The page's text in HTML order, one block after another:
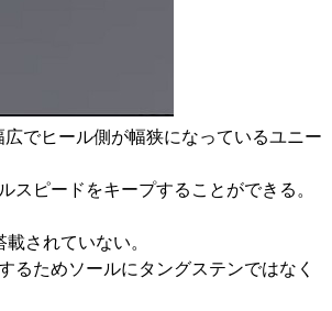
でヒール側が幅狭になっているユニー
ピードをキープすることができる。
されていない。
るためソールにタングステンではなく